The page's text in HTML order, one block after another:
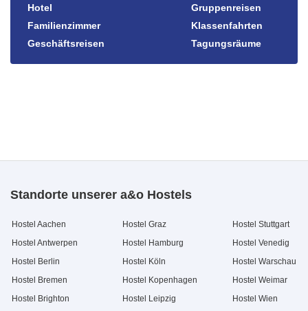
Hotel
Gruppenreisen
Familienzimmer
Klassenfahrten
Geschäftsreisen
Tagungsräume
Standorte unserer a&o Hostels
Hostel Aachen
Hostel Antwerpen
Hostel Berlin
Hostel Bremen
Hostel Brighton
Hostel Graz
Hostel Hamburg
Hostel Köln
Hostel Kopenhagen
Hostel Leipzig
Hostel Stuttgart
Hostel Venedig
Hostel Warschau
Hostel Weimar
Hostel Wien